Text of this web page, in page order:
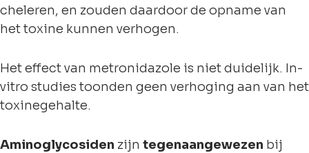
cheleren, en zouden daardoor de opname van
het toxine kunnen verhogen.
Het effect van metronidazole is niet duidelijk. In-
vitro studies toonden geen verhoging aan van het
toxinegehalte.
Aminoglycosiden zijn tegenaangewezen bij